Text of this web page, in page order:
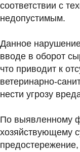
соответствии с
недопустимым.
Данное
вводе в оборот
что приводит к
ветеринарно-
нести угрозу
По выявленному
хозяйствующему